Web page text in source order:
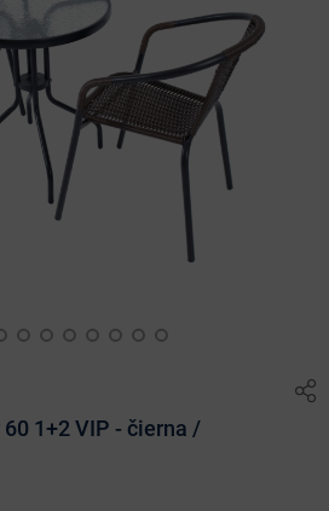
1+2 VIP - čierna /